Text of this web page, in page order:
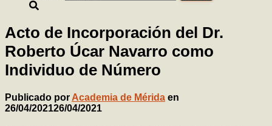
Acto de Incorporación del Dr.
Roberto Úcar Navarro como
Individuo de Número
Publicado por Academia de Mérida en
26/04/202126/04/2021